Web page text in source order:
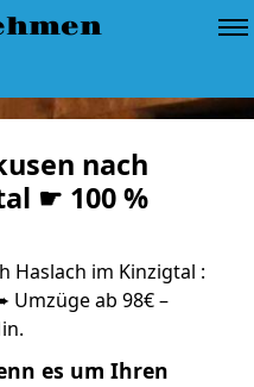
nach
☛ 100 %
Haslach im Kinzigtal :
Umzüge ab 98€ –
es um Ihren